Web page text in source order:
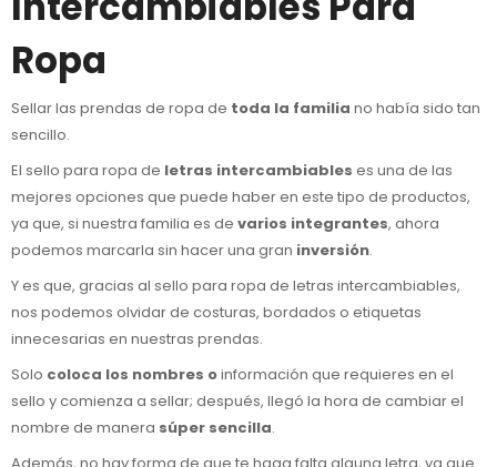
Ropa
Sellar las prendas de ropa de toda la familia no había sido tan
sencillo.
El sello para ropa de letras intercambiables es una de las
mejores opciones que puede haber en este tipo de productos,
ya que, si nuestra familia es de varios integrantes, ahora
podemos marcarla sin hacer una gran inversión.
Y es que, gracias al sello para ropa de letras intercambiables,
nos podemos olvidar de costuras, bordados o etiquetas
innecesarias en nuestras prendas.
Solo coloca los nombres oinformación que requieres en el
sello y comienza a sellar; después, llegó la hora de cambiar el
nombre de manera súper sencilla.